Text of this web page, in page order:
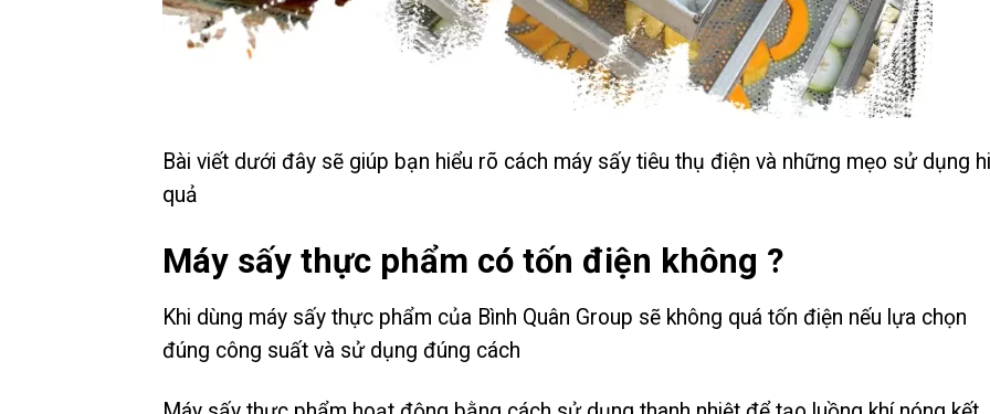
Bài viết dưới đây sẽ giúp bạn hiểu rõ cách máy sấy tiêu thụ điện và những mẹo sử dụng
quả
Máy sấy thực phẩm có tốn điện không ?
Khi dùng máy sấy thực phẩm của Bình Quân Group sẽ không quá tốn điện nếu lựa chọn
đúng công suất và sử dụng đúng cách